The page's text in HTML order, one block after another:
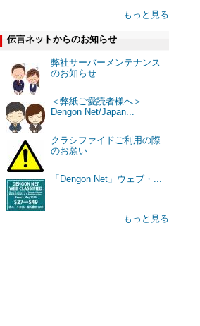
もっと見る
伝言ネットからのお知らせ
弊社サーバーメンテナンス
のお知らせ
＜弊紙ご愛読者様へ＞
Dengon Net/Japan...
クラシファイドご利用の際
のお願い
「Dengon Net」ウェブ・...
もっと見る